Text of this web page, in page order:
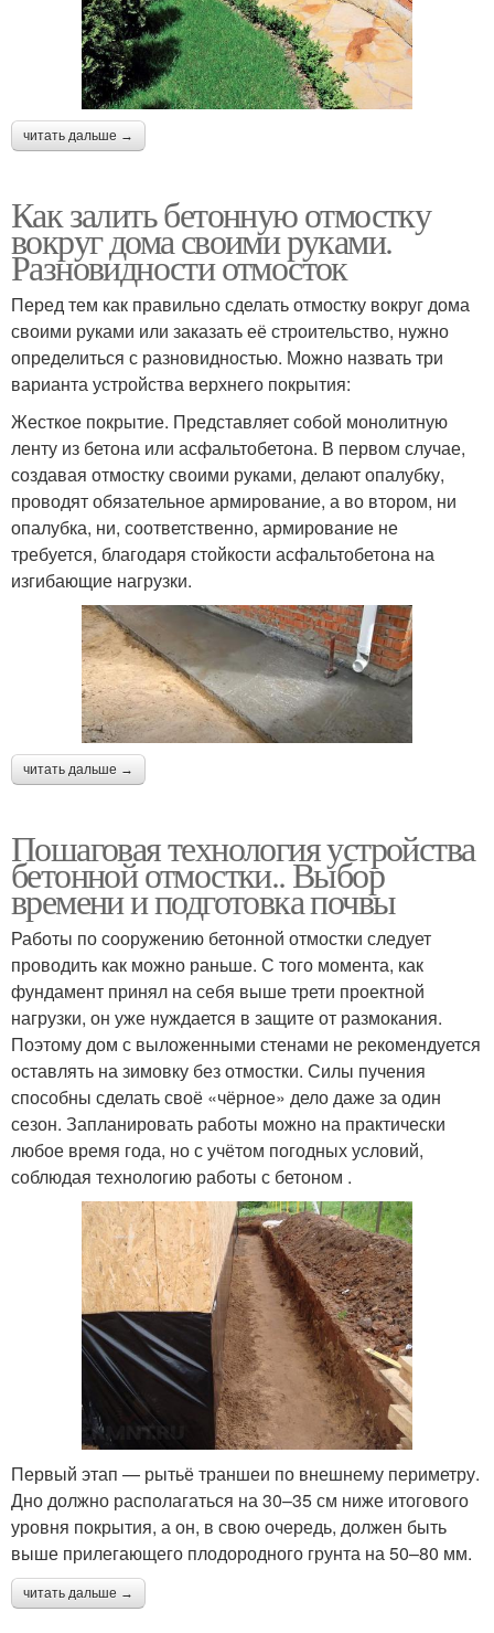
читать дальше →
Как залить бетонную отмостку
вокруг дома своими руками.
Разновидности отмосток
Перед тем как правильно сделать отмостку вокруг дома
своими руками или заказать её строительство, нужно
определиться с разновидностью. Можно назвать три
варианта устройства верхнего покрытия:
Жесткое покрытие. Представляет собой монолитную
ленту из бетона или асфальтобетона. В первом случае,
создавая отмостку своими руками, делают опалубку,
проводят обязательное армирование, а во втором, ни
опалубка, ни, соответственно, армирование не
требуется, благодаря стойкости асфальтобетона на
изгибающие нагрузки.
читать дальше →
Пошаговая технология устройства
бетонной отмостки.. Выбор
времени и подготовка почвы
Работы по сооружению бетонной отмостки следует
проводить как можно раньше. С того момента, как
фундамент принял на себя выше трети проектной
нагрузки, он уже нуждается в защите от размокания.
Поэтому дом с выложенными стенами не рекомендуется
оставлять на зимовку без отмостки. Силы пучения
способны сделать своё «чёрное» дело даже за один
сезон. Запланировать работы можно на практически
любое время года, но с учётом погодных условий,
соблюдая технологию работы с бетоном .
Первый этап — рытьё траншеи по внешнему периметру.
Дно должно располагаться на 30–35 см ниже итогового
уровня покрытия, а он, в свою очередь, должен быть
выше прилегающего плодородного грунта на 50–80 мм.
читать дальше →